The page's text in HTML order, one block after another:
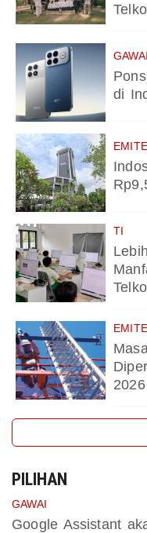
GAWAI
di
TI
2026
PILIHAN
GAWAI
Google Assistant